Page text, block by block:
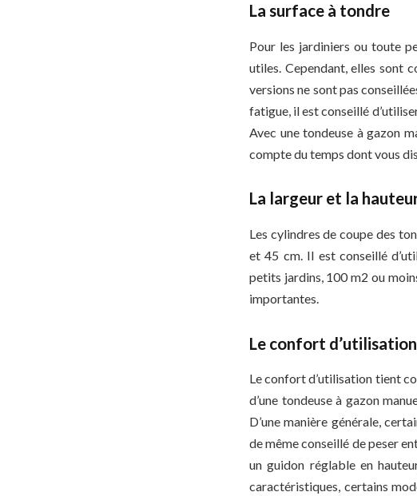
La surface à tondre
Pour les jardiniers ou toute
utiles. Cependant, elles sont
versions ne sont pas
fatigue, il est conseillé
Avec une tondeuse à gazon
compte du temps dont vous
La largeur et la
Les cylindres de coupe des
et 45 cm. Il est conseillé
petits jardins, 100 m2 ou
importantes.
Le confort d’utilisation
Le confort d’utilisation tient
d’une tondeuse à gazon
D’une manière générale,
de même conseillé de peser
un guidon réglable en
caractéristiques, certains